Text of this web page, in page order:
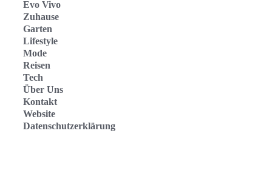
Evo Vivo
Zuhause
Garten
Lifestyle
Mode
Reisen
Tech
Über Uns
Kontakt
Website
Datenschutzerklärung